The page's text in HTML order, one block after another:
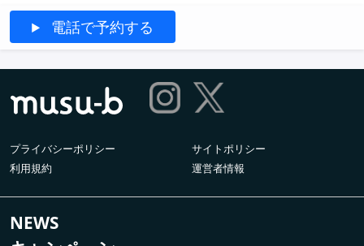
電話で予約する
プライバシーポリシー
サイトポリシー
利用規約
運営者情報
NEWS